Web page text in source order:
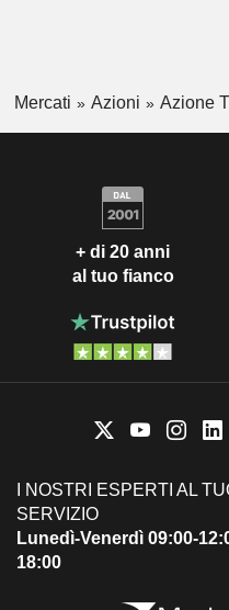
Mercati Azioni Azione
+ di 20 anni
al tuo fianco
I NOSTRI ESPERTI AL
SERVIZIO
Lunedì-Venerdì 09:00-
18:00